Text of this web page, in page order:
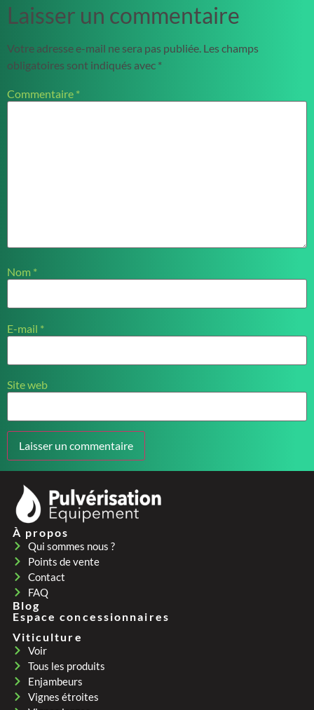
Laisser un commentaire
Votre adresse e-mail ne sera pas publiée. Les champs
obligatoires sont indiqués avec *
Commentaire *
Nom *
E-mail *
Site web
À propos
Qui sommes nous ?
Points de vente
Contact
FAQ
Blog
Espace concessionnaires
Viticulture
Voir
Tous les produits
Enjambeurs
Vignes étroites